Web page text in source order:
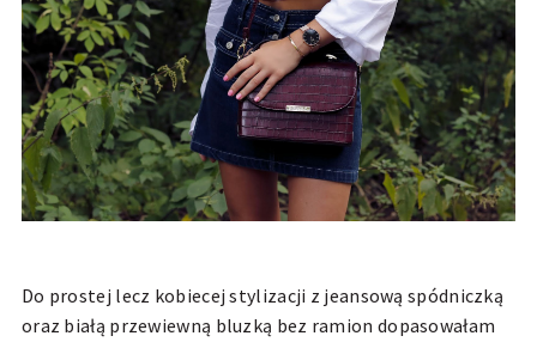
Do prostej lecz kobiecej stylizacji z jeansową spódniczką
oraz białą przewiewną bluzką bez ramion dopasowałam